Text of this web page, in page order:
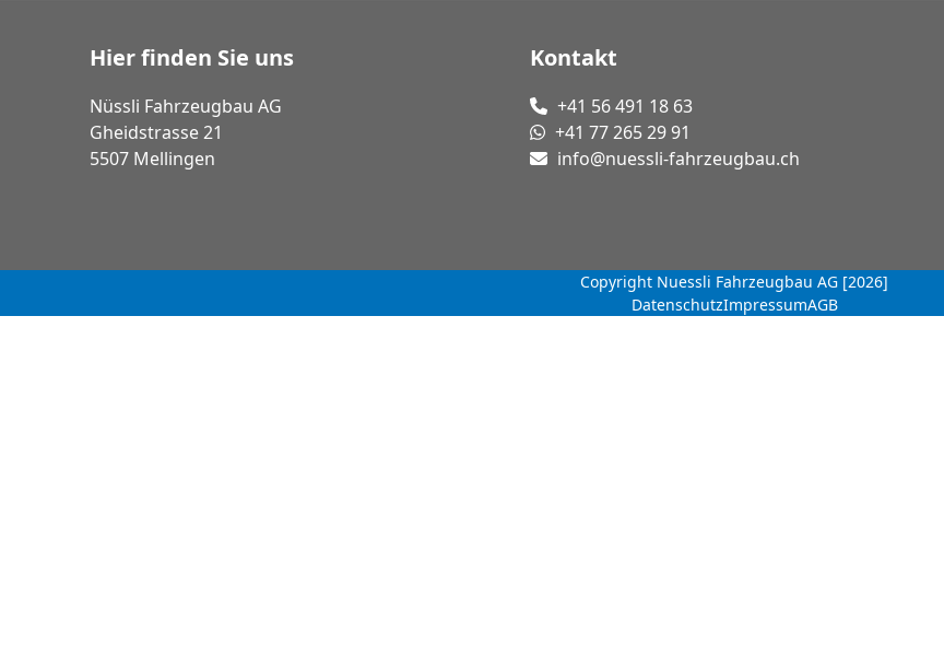
Hier finden Sie uns
Nüssli Fahrzeugbau AG
Gheidstrasse 21
5507 Mellingen
Kontakt
+41 56 491 18 63
+41 77 265 29 91
info@nuessli-fahrzeugbau.ch
Copyright Nuessli Fahrzeugbau AG [2026]
DatenschutzImpressumAGB